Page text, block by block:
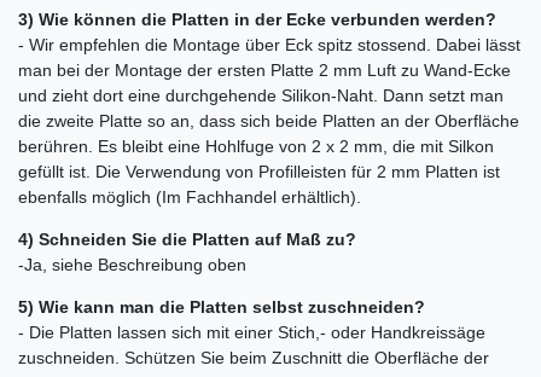
3) Wie können die Platten in der Ecke verbunden werden?
- Wir empfehlen die Montage über Eck spitz stossend. Dabei lässt
man bei der Montage der ersten Platte 2 mm Luft zu Wand-Ecke
und zieht dort eine durchgehende Silikon-Naht. Dann setzt man
die zweite Platte so an, dass sich beide Platten an der Oberfläche
berühren. Es bleibt eine Hohlfuge von 2 x 2 mm, die mit Silkon
gefüllt ist. Die Verwendung von Profilleisten für 2 mm Platten ist
ebenfalls möglich (Im Fachhandel erhältlich).
4) Schneiden Sie die Platten auf Maß zu?
-Ja, siehe Beschreibung oben
5) Wie kann man die Platten selbst zuschneiden?
- Die Platten lassen sich mit einer Stich,- oder Handkreissäge
zuschneiden. Schützen Sie beim Zuschnitt die Oberfläche der